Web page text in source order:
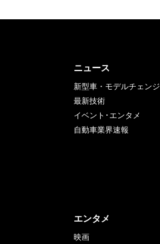
ニュース
新型車・モデルチェンジ
最新技術
イベント･エンタメ
自動車業界速報
エンタメ
映画